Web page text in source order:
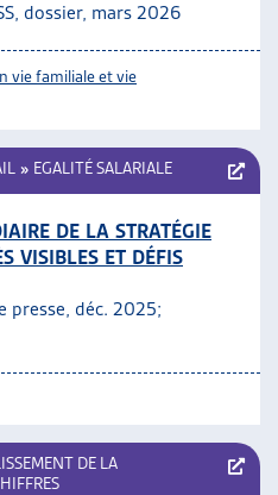
dossier, mars 2026
vie familiale et vie
» EGALITÉ SALARIALE
DE LA STRATÉGIE
VISIBLES ET DÉFIS
presse, déc. 2025;
DE LA